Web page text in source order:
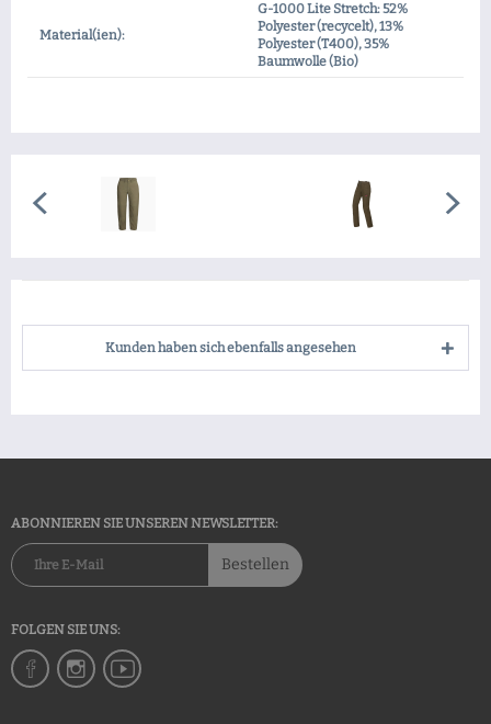
Material(ien):
G-1000 Lite Stretch: 52%
Polyester (recycelt), 13%
Polyester (T400), 35%
Baumwolle (Bio)
Kunden haben sich ebenfalls angesehen
ABONNIEREN SIE UNSEREN NEWSLETTER:
Bestellen
FOLGEN SIE UNS: